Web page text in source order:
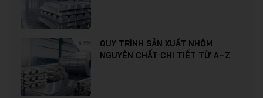
QUY TRÌNH SẢN XUẤT NHÔM
NGUYÊN CHẤT CHI TIẾT TỪ A–Z